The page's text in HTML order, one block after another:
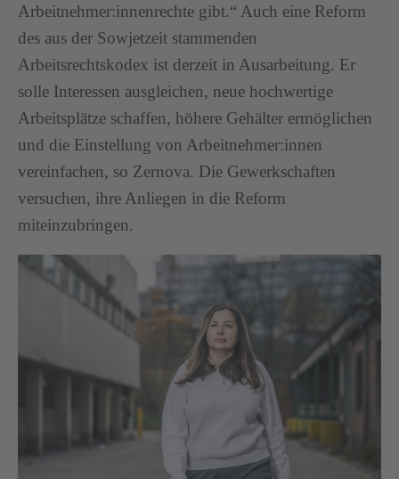
Arbeitnehmer:innenrechte gibt.“ Auch eine Reform
des aus der Sowjetzeit stammenden
Arbeitsrechtskodex ist derzeit in Ausarbeitung. Er
solle Interessen ausgleichen, neue hochwertige
Arbeitsplätze schaffen, höhere Gehälter ermöglichen
und die Einstellung von Arbeitnehmer:innen
vereinfachen, so Zernova. Die Gewerkschaften
versuchen, ihre Anliegen in die Reform
miteinzubringen.